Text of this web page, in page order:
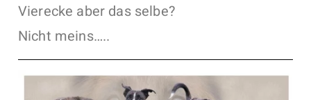
Vierecke aber das selbe?
Nicht meins…..